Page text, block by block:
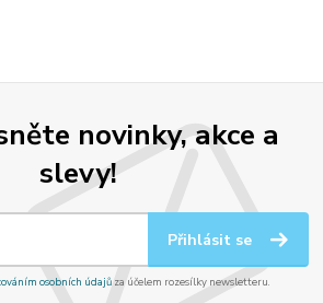
novinky, akce a
slevy!
Přihlásit se
osobních údajůza účelem rozesílky newsletteru.